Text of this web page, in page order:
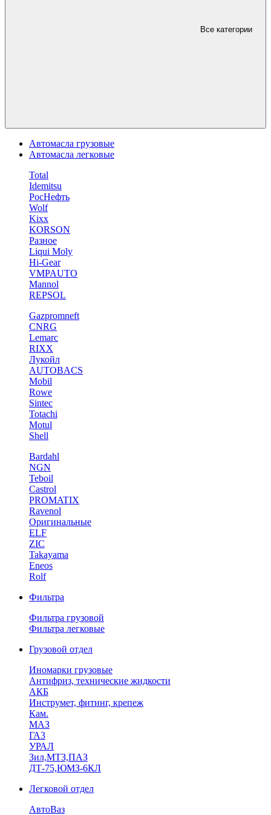
Все категории
Автомасла грузовые
Автомасла легковые
Total
Idemitsu
РосНефть
Wolf
Kixx
KORSON
Разное
Liqui Moly
Hi-Gear
VMPAUTO
Mannol
REPSOL
Gazpromneft
CNRG
Lemarc
RIXX
Лукойл
AUTOBACS
Mobil
Rowe
Sintec
Totachi
Motul
Shell
Bardahl
NGN
Teboil
Castrol
PROMATIX
Ravenol
Оригинальные
ELF
ZIC
Takayama
Eneos
Rolf
Фильтра
Фильтра грузовой
Фильтра легковые
Грузовой отдел
Иномарки грузовые
Антифриз, технические жидкости
АКБ
Инструмет, фитинг, крепеж
Кам.
МАЗ
ГА3
УРАЛ
Зил,МТЗ,ПАЗ
ДТ-75,ЮМЗ-6КЛ
Легковой отдел
АвтоВаз